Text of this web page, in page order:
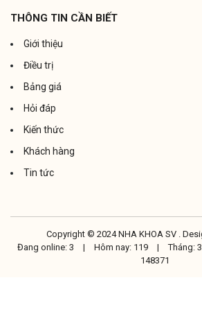
THÔNG TIN CẦN BIẾT
Giới thiệu
Điều trị
Bảng giá
Hỏi đáp
Kiến thức
Khách hàng
Tin tức
Copyright © 2024 NHA KHOA SV .
Đang online: 3
| Hôm nay: 119 | Tháng:
148371